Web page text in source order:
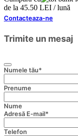
de la 45.50 LEI / lună
Contacteaza-ne
Trimite un mesaj
Numele tău*
Prenume
Nume
Adresă E-mail*
Telefon